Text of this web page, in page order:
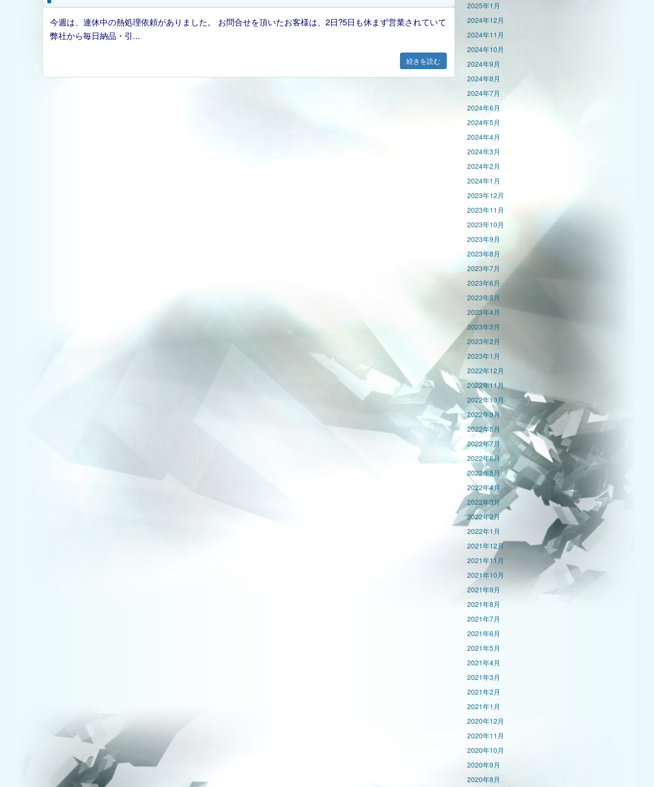
今週は、連休中の熱処理依頼がありました。 お問合せを頂いたお客様は、2日?5日も休まず営業されていて
弊社から毎日納品・引...
続きを読む
2025年1月
2024年12月
2024年11月
2024年10月
2024年9月
2024年8月
2024年7月
2024年6月
2024年5月
2024年4月
2024年3月
2024年2月
2024年1月
2023年12月
2023年11月
2023年10月
2023年9月
2023年8月
2023年7月
2023年6月
2023年5月
2023年4月
2023年3月
2023年2月
2023年1月
2022年12月
2022年11月
2022年10月
2022年9月
2022年8月
2022年7月
2022年6月
2022年5月
2022年4月
2022年3月
2022年2月
2022年1月
2021年12月
2021年11月
2021年10月
2021年9月
2021年8月
2021年7月
2021年6月
2021年5月
2021年4月
2021年3月
2021年2月
2021年1月
2020年12月
2020年11月
2020年10月
2020年9月
2020年8月